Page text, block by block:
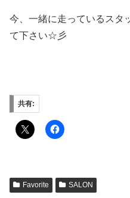
今、一緒に走っているスタ
て下さい☆彡
共有:
Favorite SALON